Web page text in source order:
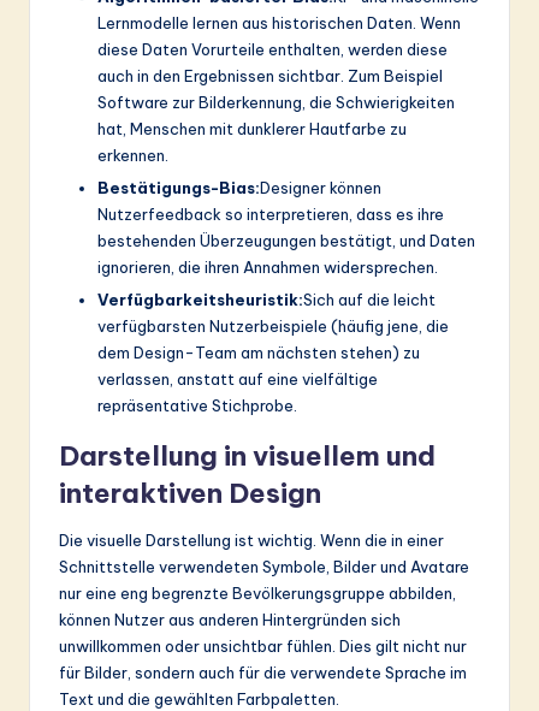
Lernmodelle lernen aus historischen Daten. Wenn
diese Daten Vorurteile enthalten, werden diese
auch in den Ergebnissen sichtbar. Zum Beispiel
Software zur Bilderkennung, die Schwierigkeiten
hat, Menschen mit dunklerer Hautfarbe zu
erkennen.
Bestätigungs-Bias:Designer können
Nutzerfeedback so interpretieren, dass es ihre
bestehenden Überzeugungen bestätigt, und Daten
ignorieren, die ihren Annahmen widersprechen.
Verfügbarkeitsheuristik:Sich auf die leicht
verfügbarsten Nutzerbeispiele (häufig jene, die
dem Design-Team am nächsten stehen) zu
verlassen, anstatt auf eine vielfältige
repräsentative Stichprobe.
Darstellung in visuellem und
interaktiven Design
Die visuelle Darstellung ist wichtig. Wenn die in einer
Schnittstelle verwendeten Symbole, Bilder und Avatare
nur eine eng begrenzte Bevölkerungsgruppe abbilden,
können Nutzer aus anderen Hintergründen sich
unwillkommen oder unsichtbar fühlen. Dies gilt nicht nur
für Bilder, sondern auch für die verwendete Sprache im
Text und die gewählten Farbpaletten.